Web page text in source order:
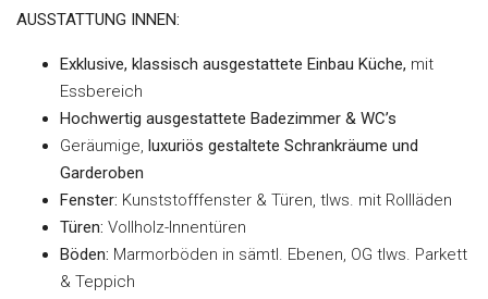
AUSSTATTUNG INNEN:
Exklusive, klassisch ausgestattete Einbau Küche, mit
Essbereich
Hochwertig ausgestattete Badezimmer & WC’s
Geräumige, luxuriös gestaltete Schrankräume und
Garderoben
Fenster: Kunststofffenster & Türen, tlws. mit Rollläden
Türen: Vollholz-Innentüren
Böden: Marmorböden in sämtl. Ebenen, OG tlws. Parkett
& Teppich